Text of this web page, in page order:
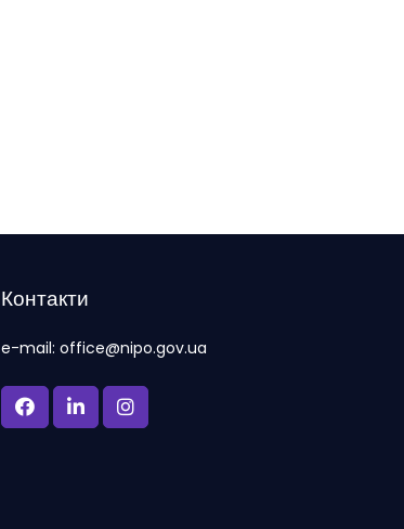
Контакти
e-mail: office@nipo.gov.ua